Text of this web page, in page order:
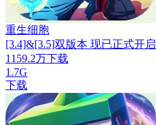
重生细胞
[3.4]&[3.5]双版本 现已正式开启
1159.2万下载
1.7G
下载